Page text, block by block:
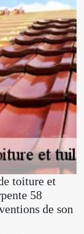
toiture et
58
de son